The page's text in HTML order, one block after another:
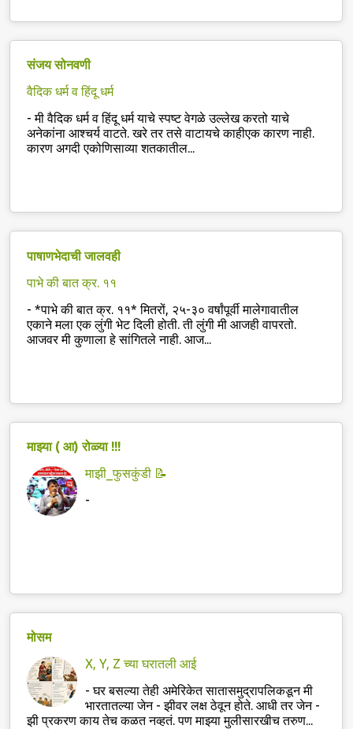
संजय सोनवणी
वैदिक धर्म व हिंदू धर्म
-मी वैदिक धर्म व हिंदू धर्म याचे स्पष्ट वेगळे उल्लेख करतो याचे
अनेकांना आश्चर्य वाटते. खरे तर तसे वाटायचे काहीएक कारण नाही.
कारण अगदी एकोणिसाव्या शतकातील...
पाषाणभेदाची जालवही
पाभे की बात क्र. ११
- *पाभे की बात क्र. ११* मितरों, २५-३० वर्षांपूर्वी मालेगावातील
एकाने मला एक लुंगी भेट दिली होती. ती लुंगी मी आजही वापरतो.
आजवर मी कुणाला हे सांगितले नाही. आज...
माझ्या ( आ) रोळ्या !!!
माझी_फुसकुंडी 📝
-
मोसम
X, Y, Z च्या घरातली आई
-घर बसल्या तेही अमेरिकेत सातासमुद्रापलिकडून मी
भारतातल्या जेन - झीवर लक्ष ठेवून होते. आधी तर जेन -
झी प्रकरण काय तेच कळत नव्हतं. पण माझ्या मुलीसारखीच तरुण...